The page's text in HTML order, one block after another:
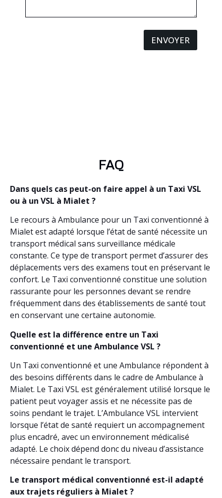
ENVOYER
FAQ
Dans quels cas peut-on faire appel à un Taxi VSL
ou à un VSL à Mialet ?
Le recours à Ambulance pour un Taxi conventionné à
Mialet est adapté lorsque l’état de santé nécessite un
transport médical sans surveillance médicale
constante. Ce type de transport permet d’assurer des
déplacements vers des examens tout en préservant le
confort. Le Taxi conventionné constitue une solution
rassurante pour les personnes devant se rendre
fréquemment dans des établissements de santé tout
en conservant une certaine autonomie.
Quelle est la différence entre un Taxi
conventionné et une Ambulance VSL ?
Un Taxi conventionné et une Ambulance répondent à
des besoins différents dans le cadre de Ambulance à
Mialet. Le Taxi VSL est généralement utilisé lorsque le
patient peut voyager assis et ne nécessite pas de
soins pendant le trajet. L’Ambulance VSL intervient
lorsque l’état de santé requiert un accompagnement
plus encadré, avec un environnement médicalisé
adapté. Le choix dépend donc du niveau d’assistance
nécessaire pendant le transport.
Le transport médical conventionné est-il adapté
aux trajets réguliers à Mialet ?